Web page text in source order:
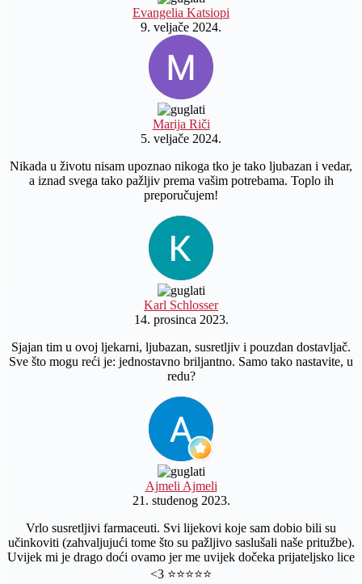
Evangelia Katsiopi
9. veljače 2024.
Marija Riči
5. veljače 2024.
Nikada u životu nisam upoznao nikoga tko je tako ljubazan i vedar,
a iznad svega tako pažljiv prema vašim potrebama. Toplo ih
preporučujem!
Karl Schlosser
14. prosinca 2023.
Sjajan tim u ovoj ljekarni, ljubazan, susretljiv i pouzdan dostavljač.
Sve što mogu reći je: jednostavno briljantno. Samo tako nastavite, u
redu?
Ajmeli Ajmeli
21. studenog 2023.
Vrlo susretljivi farmaceuti. Svi lijekovi koje sam dobio bili su
učinkoviti (zahvaljujući tome što su pažljivo saslušali naše pritužbe).
Uvijek mi je drago doći ovamo jer me uvijek dočeka prijateljsko lice
<3 ⭐️⭐️⭐️⭐️⭐️